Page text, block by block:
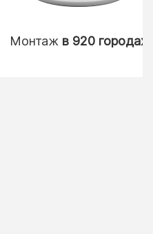
Монтаж в 920 городах